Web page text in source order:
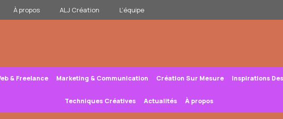
À propos ALJ Création L’équipe
& Freelance Marketing & Communication Création Sur Mesure Inspirations
Techniques Créatives Actualités À propos